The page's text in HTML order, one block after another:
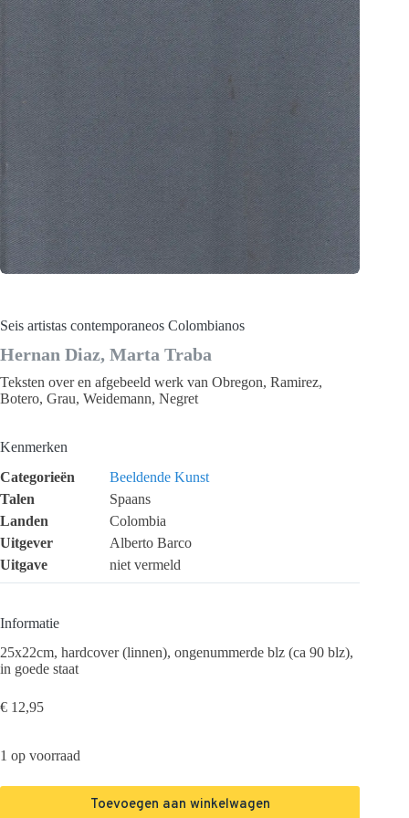
Seis artistas contemporaneos Colombianos
Hernan Diaz, Marta Traba
Teksten over en afgebeeld werk van Obregon, Ramirez,
Botero, Grau, Weidemann, Negret
Kenmerken
Categorieën
Beeldende Kunst
Talen
Spaans
Landen
Colombia
Uitgever
Alberto Barco
Uitgave
niet vermeld
Informatie
25x22cm, hardcover (linnen), ongenummerde blz (ca 90 blz),
in goede staat
€ 12,95
1 op voorraad
Toevoegen aan winkelwagen